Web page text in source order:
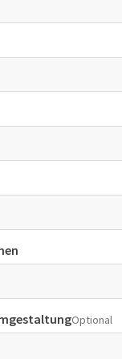
Optional